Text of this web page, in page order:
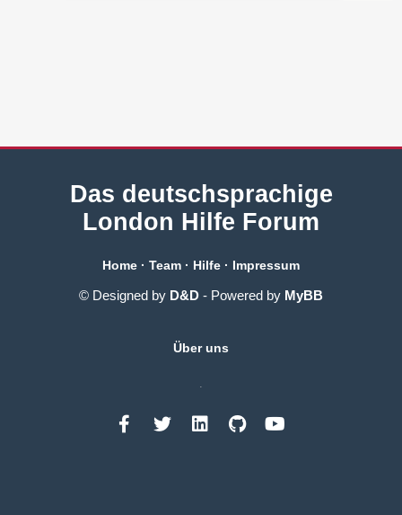
Das deutschsprachige
London Hilfe Forum
Home · Team · Hilfe · Impressum
© Designed by D&D - Powered by MyBB
Über uns
.